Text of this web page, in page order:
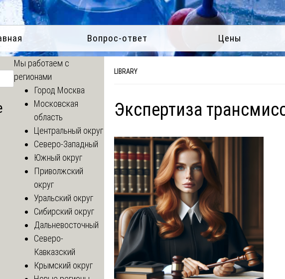
Вопрос-ответ Цены
LIBRARY
Экспертиза
Мы работаем с
регионами
Город Москва
Московская
область
Центральный округ
Северо-Западный
Южный округ
Приволжский
округ
Уральский округ
Сибирский округ
Дальневосточный
Северо-
Кавказский
Крымский округ